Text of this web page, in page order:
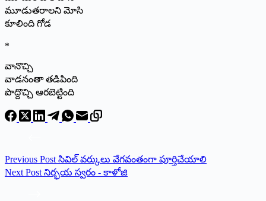
మూడుతరాలని మోసి
కూలింది గోడ
*
వానొచ్చి
వాడనంతా తడిపింది
పొద్దొచ్చి ఆరబెట్టింది
Previous Post సివిల్ వర్కులు వేగవంతంగా పూర్తిచేయాలి
Next Post నిర్భయ స్వరం - కాళోజి